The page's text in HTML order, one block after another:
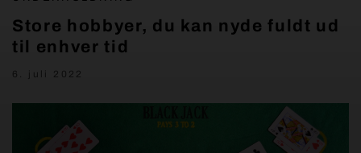
Store hobbyer, du kan nyde fuldt ud
til enhver tid
6. juli 2022